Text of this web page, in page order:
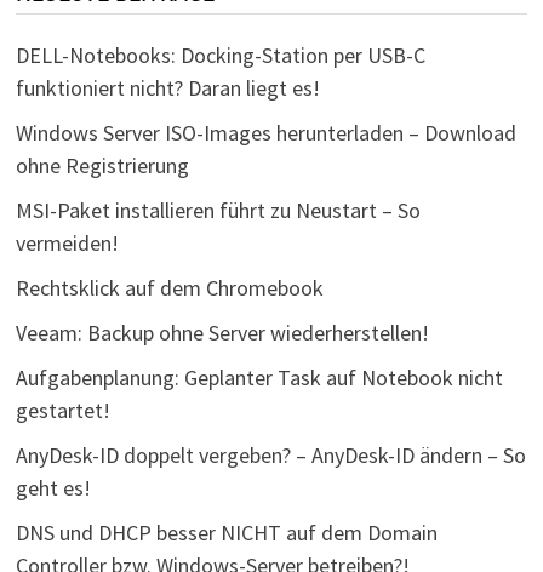
DELL-Notebooks: Docking-Station per USB-C
funktioniert nicht? Daran liegt es!
Windows Server ISO-Images herunterladen – Download
ohne Registrierung
MSI-Paket installieren führt zu Neustart – So
vermeiden!
Rechtsklick auf dem Chromebook
Veeam: Backup ohne Server wiederherstellen!
Aufgabenplanung: Geplanter Task auf Notebook nicht
gestartet!
AnyDesk-ID doppelt vergeben? – AnyDesk-ID ändern – So
geht es!
DNS und DHCP besser NICHT auf dem Domain
Controller bzw. Windows-Server betreiben?!